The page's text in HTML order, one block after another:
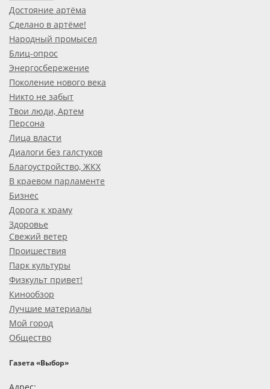
Достояние артёма
Сделано в артёме!
Народный промысел
Блиц-опрос
Энергосбережение
Поколение нового века
Никто не забыт
Твои люди, Артем
Персона
Лица власти
Диалоги без галстуков
Благоустройство, ЖКХ
В краевом парламенте
Бизнес
Дорога к храму
Здоровье
Свежий ветер
Проишествия
Парк культуры
Физкульт привет!
Кинообзор
Лучшие материалы
Мой город
Общество
Газета «Выбор»